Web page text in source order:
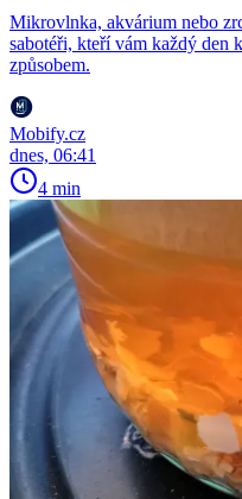
Mikrovlnka, akvárium nebo
sabotéři, kteří vám každý den
způsobem.
Mobify.cz
dnes, 06:41
4 min